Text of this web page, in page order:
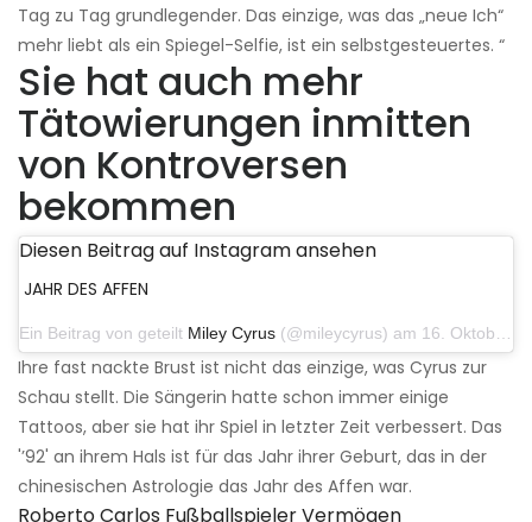
Tag zu Tag grundlegender. Das einzige, was das „neue Ich“
mehr liebt als ein Spiegel-Selfie, ist ein selbstgesteuertes. “
Sie hat auch mehr
Tätowierungen inmitten
von Kontroversen
bekommen
Diesen Beitrag auf Instagram ansehen
JAHR DES AFFEN
Ein Beitrag von geteilt Miley Cyrus (@mileycyrus) am 16. Oktober 2019 um 19:04 Uhr PDT
Ihre fast nackte Brust ist nicht das einzige, was Cyrus zur
Schau stellt. Die Sängerin hatte schon immer einige
Tattoos, aber sie hat ihr Spiel in letzter Zeit verbessert. Das
'’92' an ihrem Hals ist für das Jahr ihrer Geburt, das in der
chinesischen Astrologie das Jahr des Affen war.
Roberto Carlos Fußballspieler Vermögen